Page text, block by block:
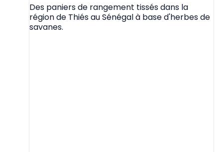
Des paniers de rangement tissés dans la
région de Thiés au Sénégal à base d'herbes de
savanes.